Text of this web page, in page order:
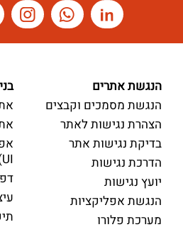
הנגשת אתרים
הנגשת מסמכים וקבצים
הצהרת נגישות לאתר
בדיקת נגישות אתר
הדרכת נגישות
יועץ נגישות
הנגשת אפליקציות
מערכת פלורו
UI)